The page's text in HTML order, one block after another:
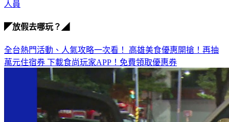
人員
◤放假去哪玩？◢
全台熱門活動、人氣攻略一次看！ 高雄美食優惠開搶！再抽
萬元住宿券 下載食尚玩家APP！免費領取優惠券